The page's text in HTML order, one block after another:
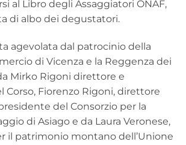
al Libro degli Assaggiatori ONAF,
di albo dei degustatori.
agevolata dal patrocinio della
di Vicenza e la Reggenza dei
Mirko Rigoni direttore e
Corso, Fiorenzo Rigoni, direttore
del Consorzio per la
di Asiago e da Laura Veronese,
il patrimonio montano dell’Unione